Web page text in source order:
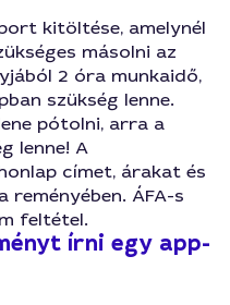
kitöltése, amelynél
másolni az
2 óra munkaidő,
szükség lenne.
pótolni, arra a
lenne! A
címet, árakat és
reményében. ÁFA-s
feltétel.
írni egy app-